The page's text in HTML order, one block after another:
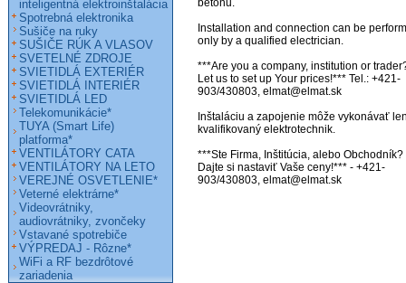
betonu.
Installation and connection can be
only by a qualified electrician.
***Are you a company, institution or
Let us to set up Your prices!*** Tel.: +421-
903/430803, elmat@elmat.sk
Inštaláciu a zapojenie môže vykonávať
kvalifikovaný elektrotechnik.
***Ste Firma, Inštitúcia, alebo Obchodník?
Dajte si nastaviť Vaše ceny!*** - +421-
903/430803, elmat@elmat.sk
inteligentná elektroinštalácia
Spotrebná elektronika
Sušiče na ruky
SUŠIČE RÚK A VLASOV
SVETELNÉ ZDROJE
SVIETIDLÁ EXTERIÉR
SVIETIDLÁ INTERIÉR
SVIETIDLÁ LED
Telekomunikácie*
TUYA (Smart Life)
platforma*
VENTILÁTORY CATA
VENTILÁTORY NA LETO
VEREJNÉ OSVETLENIE*
Veterné elektrárne*
Videovrátniky,
audiovrátniky, zvončeky
Vstavané spotrebiče
VÝPREDAJ - Rôzne*
WiFi a RF bezdrôtové
zariadenia